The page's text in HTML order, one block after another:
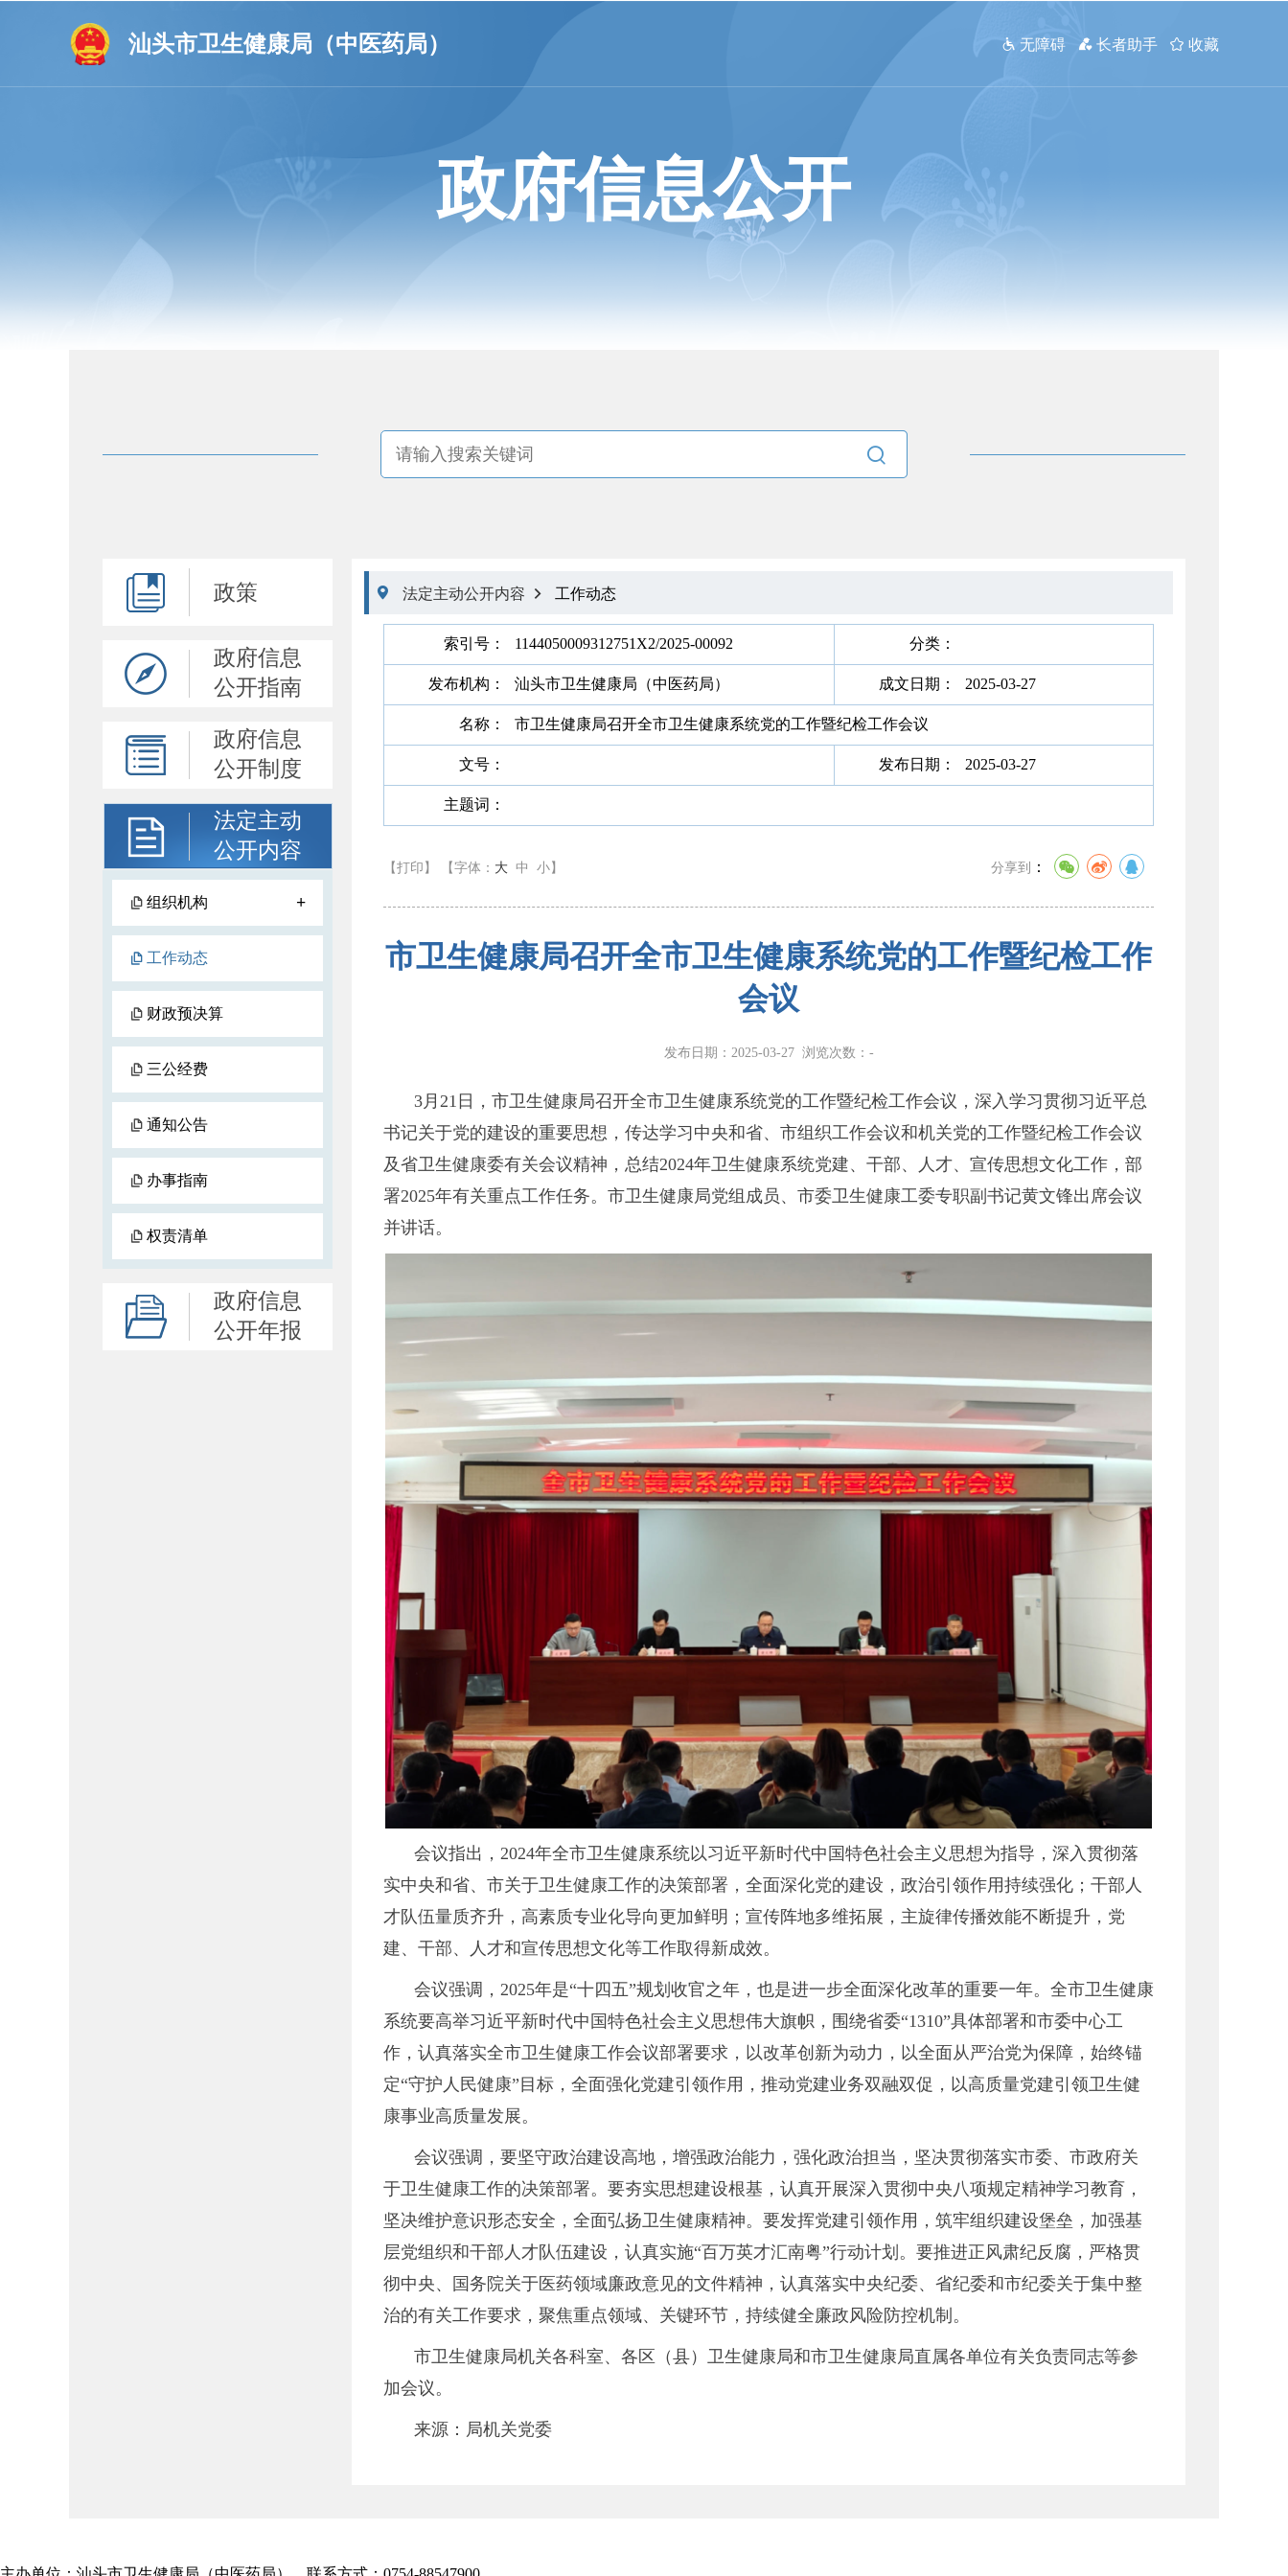
汕头市卫生健康局（中医药局）  无障碍  长者助手  收藏
政府信息公开

政策
政府信息
公开指南
政府信息
公开制度
法定主动
公开内容
组织机构 +
工作动态
财政预决算
三公经费
通知公告
办事指南
权责清单
政府信息
公开年报
 法定主动公开内容  工作动态
索引号： 1144050009312751X2/2025-00092 分类：
发布机构： 汕头市卫生健康局（中医药局） 成文日期： 2025-03-27
名称： 市卫生健康局召开全市卫生健康系统党的工作暨纪检工作会议
文号： 发布日期： 2025-03-27
主题词：
【打印】 【字体： 大 中 小 】 分享到 ：
市卫生健康局召开全市卫生健康系统党的工作暨纪检工作
会议
发布日期：2025-03-27 浏览次数： -
3月21日，市卫生健康局召开全市卫生健康系统党的工作暨纪检工作会议，深入学习贯彻习近平总
书记关于党的建设的重要思想，传达学习中央和省、市组织工作会议和机关党的工作暨纪检工作会议
及省卫生健康委有关会议精神，总结2024年卫生健康系统党建、干部、人才、宣传思想文化工作，部
署2025年有关重点工作任务。市卫生健康局党组成员、市委卫生健康工委专职副书记黄文锋出席会议
并讲话。
会议指出，2024年全市卫生健康系统以习近平新时代中国特色社会主义思想为指导，深入贯彻落
实中央和省、市关于卫生健康工作的决策部署，全面深化党的建设，政治引领作用持续强化；干部人
才队伍量质齐升，高素质专业化导向更加鲜明；宣传阵地多维拓展，主旋律传播效能不断提升，党
建、干部、人才和宣传思想文化等工作取得新成效。
会议强调，2025年是“十四五”规划收官之年，也是进一步全面深化改革的重要一年。全市卫生健康
系统要高举习近平新时代中国特色社会主义思想伟大旗帜，围绕省委“1310”具体部署和市委中心工
作，认真落实全市卫生健康工作会议部署要求，以改革创新为动力，以全面从严治党为保障，始终锚
定“守护人民健康”目标，全面强化党建引领作用，推动党建业务双融双促，以高质量党建引领卫生健
康事业高质量发展。
会议强调，要坚守政治建设高地，增强政治能力，强化政治担当，坚决贯彻落实市委、市政府关
于卫生健康工作的决策部署。要夯实思想建设根基，认真开展深入贯彻中央八项规定精神学习教育，
坚决维护意识形态安全，全面弘扬卫生健康精神。要发挥党建引领作用，筑牢组织建设堡垒，加强基
层党组织和干部人才队伍建设，认真实施“百万英才汇南粤”行动计划。要推进正风肃纪反腐，严格贯
彻中央、国务院关于医药领域廉政意见的文件精神，认真落实中央纪委、省纪委和市纪委关于集中整
治的有关工作要求，聚焦重点领域、关键环节，持续健全廉政风险防控机制。
市卫生健康局机关各科室、各区（县）卫生健康局和市卫生健康局直属各单位有关负责同志等参
加会议。
来源：局机关党委